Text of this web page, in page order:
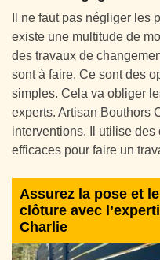
Il ne faut pas négliger les
existe une multitude de
des travaux de
sont à faire. Ce sont des
simples. Cela va obliger
experts. Artisan Bouthors
interventions. Il utilise
efficaces pour faire un
Assurez la pose et
clôture avec
Charlie